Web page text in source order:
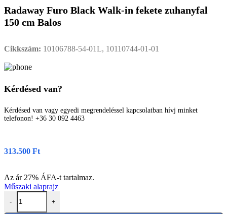
Radaway Furo Black Walk-in fekete zuhanyfal
150 cm Balos
Cikkszám: 10106788-54-01L, 10110744-01-01
Kérdésed van?
Kérdésed van vagy egyedi megrendeléssel kapcsolatban hívj minket
telefonon! +36 30 092 4463
313.500 Ft
Az ár 27% ÁFA-t tartalmaz.
Műszaki alaprajz
- +